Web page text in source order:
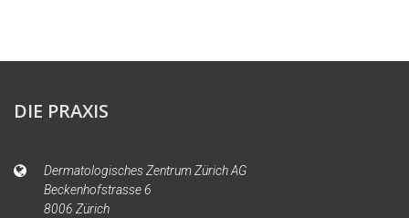
DIE PRAXIS
Dermatologisches Zentrum Zürich AG
Beckenhofstrasse 6
8006 Zürich